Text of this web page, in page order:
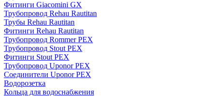
Фитинги Giacomini GX
Трубопровод Rehau Rautitan
Трубы Rehau Rautitan
Фитинги Rehau Rautitan
Трубопровод Rommer PEX
Трубопровод Stout PEX
Фитинги Stout PEX
Трубопровод Uponor PEX
Соединители Uponor PEX
Водорозетка
Кольца для водоснабжения